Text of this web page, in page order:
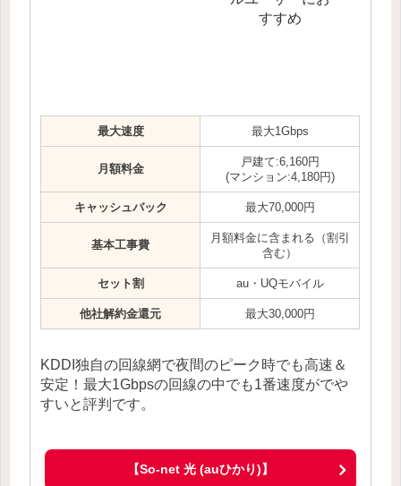
すすめ
最大速度 最大1Gbps
月額料金
戸建て:6,160円
(マンション:4,180円)
キャッシュバック 最大70,000円
基本工事費
月額料金に含まれる（割引
含む）
セット割 au・UQモバイル
他社解約金還元 最大30,000円
KDDI独自の回線網で夜間のピーク時でも高速＆
安定！最大1Gbpsの回線の中でも1番速度がでや
すいと評判です。
【So-net 光 (auひかり)】